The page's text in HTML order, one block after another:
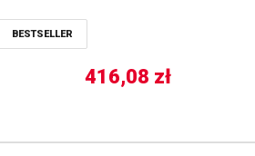
BESTSELLER
416,08 zł